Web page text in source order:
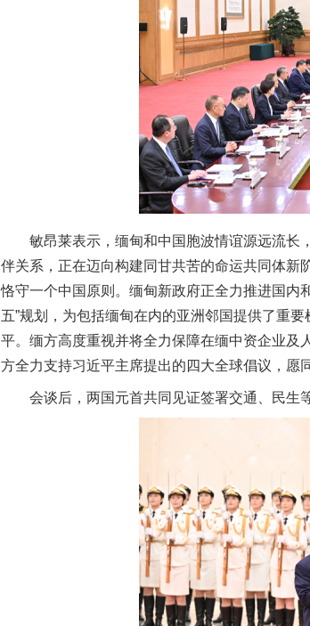
敏昂莱表示，缅甸和中国胞波情谊源远流长
伴关系，正在迈向构建同甘共苦的命运共同体新
恪守一个中国原则。缅甸新政府正全力推进国内
五”规划，为包括缅甸在内的亚洲邻国提供了重
平。缅方高度重视并将全力保障在缅中资企业及
方全力支持习近平主席提出的四大全球倡议，愿
会谈后，两国元首共同见证签署交通、民生等